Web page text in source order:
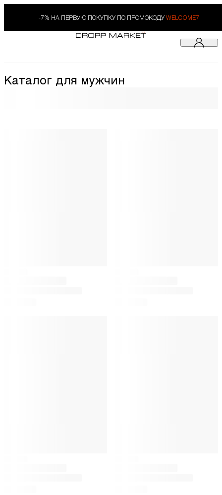
-7% НА ПЕРВУЮ ПОКУПКУ ПО ПРОМОКОДУ WELCOME7
Каталог для мужчин